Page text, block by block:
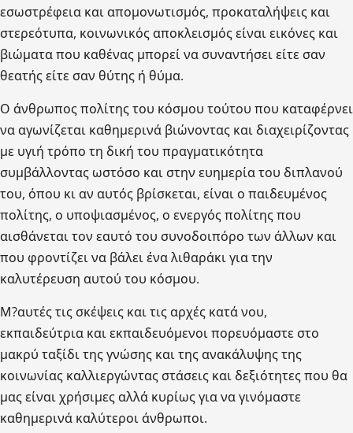
εσωστρέφεια και απομονωτισμός, προκαταλήψεις και
στερεότυπα, κοινωνικός αποκλεισμός είναι εικόνες και
βιώματα που καθένας μπορεί να συναντήσει είτε σαν
θεατής είτε σαν θύτης ή θύμα.
Ο άνθρωπος πολίτης του κόσμου τούτου που καταφέρνει
να αγωνίζεται καθημερινά βιώνοντας και διαχειρίζοντας
με υγιή τρόπο τη δική του πραγματικότητα
συμβάλλοντας ωστόσο και στην ευημερία του διπλανού
του, όπου κι αν αυτός βρίσκεται, είναι ο παιδευμένος
πολίτης, ο υποψιασμένος, ο ενεργός πολίτης που
αισθάνεται τον εαυτό του συνοδοιπόρο των άλλων και
που φροντίζει να βάλει ένα λιθαράκι για την
καλυτέρευση αυτού του κόσμου.
Μ?αυτές τις σκέψεις και τις αρχές κατά νου,
εκπαιδεύτρια και εκπαιδευόμενοι πορευόμαστε στο
μακρύ ταξίδι της γνώσης και της ανακάλυψης της
κοινωνίας καλλιεργώντας στάσεις και δεξιότητες που θα
μας είναι χρήσιμες αλλά κυρίως για να γινόμαστε
καθημερινά καλύτεροι άνθρωποι.